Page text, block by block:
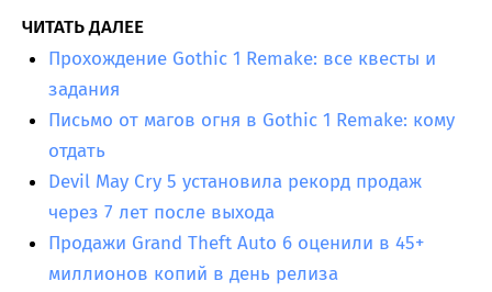
ЧИТАТЬ ДАЛЕЕ
Прохождение Gothic 1 Remake: все квесты и
задания
Письмо от магов огня в Gothic 1 Remake: кому
отдать
Devil May Cry 5 установила рекорд продаж
через 7 лет после выхода
Продажи Grand Theft Auto 6 оценили в 45+
миллионов копий в день релиза